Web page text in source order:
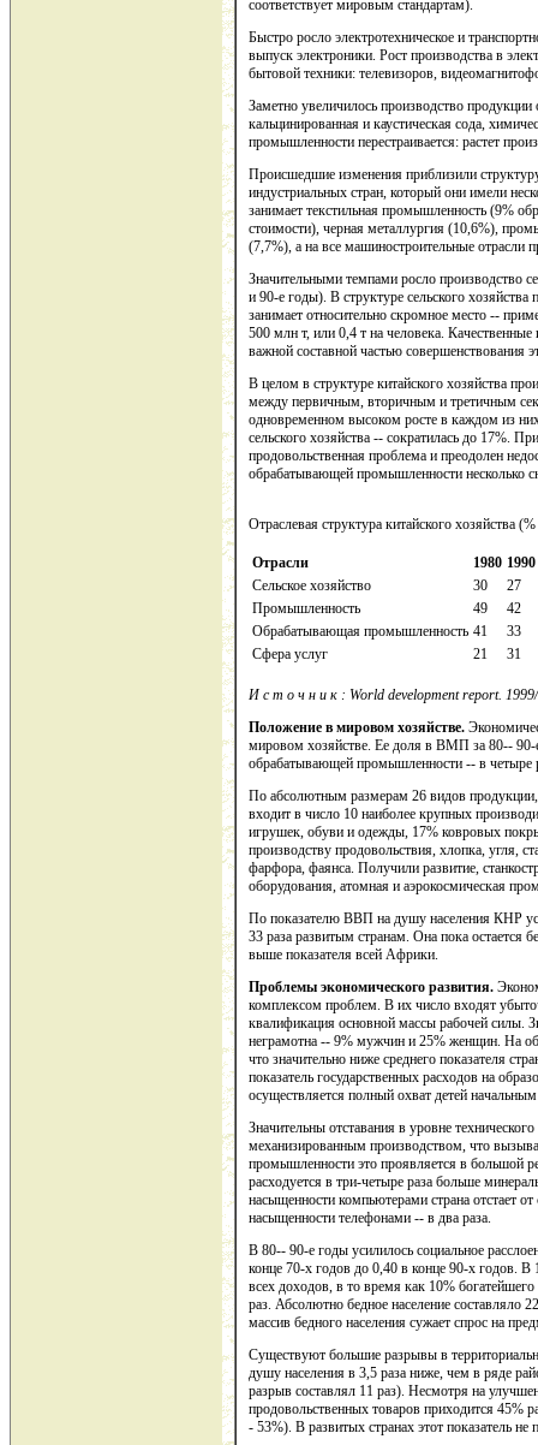
соответствует мировым стандартам).
Быстро росло электротехническое и
выпуск электроники. Рост производства в
бытовой техники: телевизоров,
Заметно увеличилось производство
кальцинированная и каустическая сода,
промышленности перестраивается: растет
Происшедшие изменения приблизили
индустриальных стран, который они имели
занимает текстильная промышленность (9%
стоимости), черная металлургия (10,6%),
(7,7%), а на все машиностроительные отрасли
Значительными темпами росло производство
и 90-е годы). В структуре сельского хозяйства
занимает относительно скромное место --
500 млн т, или 0,4 т на человека.
важной составной частью совершенствования
В целом в структуре китайского хозяйства
между первичным, вторичным и третичным
одновременном высоком росте в каждом из
сельского хозяйства -- сократилась до 17%.
продовольственная проблема и преодолен
обрабатывающей промышленности несколько
Отраслевая структура китайского хозяйства
Отрасли 1980 1990
Сельское хозяйство
30
27
Промышленность
49
42
Обрабатывающая промышленность 41
33
Сфера услуг
21 31
И с т о ч н и к : World development report.
Положение в мировом хозяйстве.
мировом хозяйстве. Ее доля в ВМП за 80-- 90-
обрабатывающей промышленности -- в четыре
По абсолютным размерам 26 видов продукции,
входит в число 10 наиболее крупных
игрушек, обуви и одежды, 17% ковровых
производству продовольствия, хлопка, угля,
фарфора, фаянса. Получили развитие,
оборудования, атомная и аэрокосмическая
По показателю ВВП на душу населения КНР
33 раза развитым странам. Она пока остается
выше показателя всей Африки.
Проблемы экономического развития.
комплексом проблем. В их число входят
квалификация основной массы рабочей силы.
неграмотна -- 9% мужчин и 25% женщин. На
что значительно ниже среднего показателя
показатель государственных расходов на
осуществляется полный охват детей
Значительны отставания в уровне
механизированным производством, что
промышленности это проявляется в большой
расходуется в три-четыре раза больше
насыщенности компьютерами страна отстает
насыщенности телефонами -- в два раза.
В 80-- 90-е годы усилилось социальное
конце 70-х годов до 0,40 в конце 90-х годов. В
всех доходов, в то время как 10%
раз. Абсолютно бедное население составляло
массив бедного населения сужает спрос на
Существуют большие разрывы в
душу населения в 3,5 раза ниже, чем в ряде
разрыв составлял 11 раз). Несмотря на
продовольственных товаров приходится 45%
- 53%). В развитых странах этот показатель не